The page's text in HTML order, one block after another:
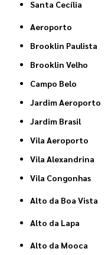
Santa Cecília
Aeroporto
Brooklin Paulista
Brooklin Velho
Campo Belo
Jardim Aeroporto
Jardim Brasil
Vila Aeroporto
Vila Alexandrina
Vila Congonhas
Alto da Boa Vista
Alto da Lapa
Alto da Mooca